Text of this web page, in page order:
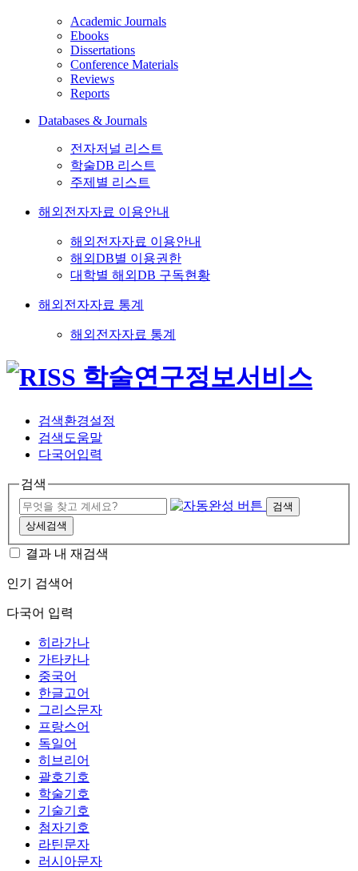
Academic Journals
Ebooks
Dissertations
Conference Materials
Reviews
Reports
Databases & Journals
전자저널 리스트
학술DB 리스트
주제별 리스트
해외전자자료 이용안내
해외전자자료 이용안내
해외DB별 이용권한
대학별 해외DB 구독현황
해외전자자료 통계
해외전자자료 통계
검색환경설정
검색도움말
다국어입력
검색
검색
상세검색
결과 내 재검색
인기 검색어
다국어 입력
히라가나
가타카나
중국어
한글고어
그리스문자
프랑스어
독일어
히브리어
괄호기호
학술기호
기술기호
첨자기호
라틴문자
러시아문자